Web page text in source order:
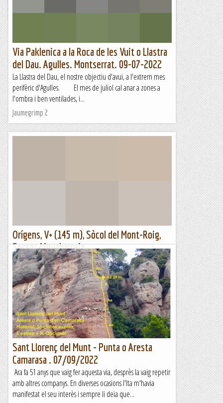
Les altres vies...
Via Paklenica a la Roca de les Vuit o Llastra
del Dau. Agulles. Montserrat. 09-07-2022
La Llastra del Dau, el nostre objectiu d'avui, a l'extrem mes
perifèric d'Agulles. El mes de juliol cal anar a zones a
l'ombra i ben ventilades, i...
Jaumegrimp 2
Orígens, V+ (145 m), Sòcol del Mont-Roig,
Sector Aiguabarreig
L'Emili ens fa arribar una ressenya d'en Pau Segura d'una via
oberta amb antelació a l'esquerra de la "Dedon vas
Tacirupeca?". Mentre Vic i Ari se'n va a la del Diluvi, amb
Pam...
Lo gall
Sant Llorenç del Munt - Punta o Aresta
Camarasa . 07/09/2022
Ara fa 51 anys que vaig fer aquesta via, desprès la vaig repetir
amb altres companys. En diverses ocasions l'Ita m'havia
manifestat el seu interès i sempre li deia que...